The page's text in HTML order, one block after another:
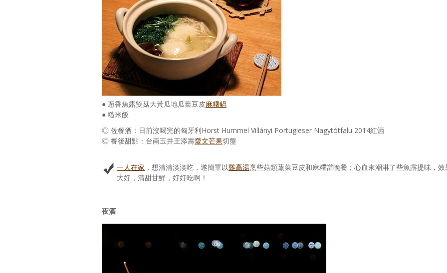
● 蔥香魚露雙菇大黃瓜地瓜葉豆皮麻糬鍋
● 糙米飯
◎ 佐餐酒：日前沒喝完的匈牙利Horst Hummel Villányi Portugieser Nagytótfalu 2014紅酒
◎ 餐後甜點：台南玉井王添壽愛文芒果切盤
一人在家 ，想清清淡淡吃，遂簡單以雞高湯烹些菇類蔬菜豆皮和麻糬當晚餐；心血來潮淋了些魚露提味，效
大好，清甜甘鮮，好好吃啊！
夜酒